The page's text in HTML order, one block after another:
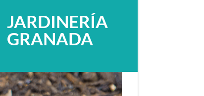
JARDINERÍA
GRANADA